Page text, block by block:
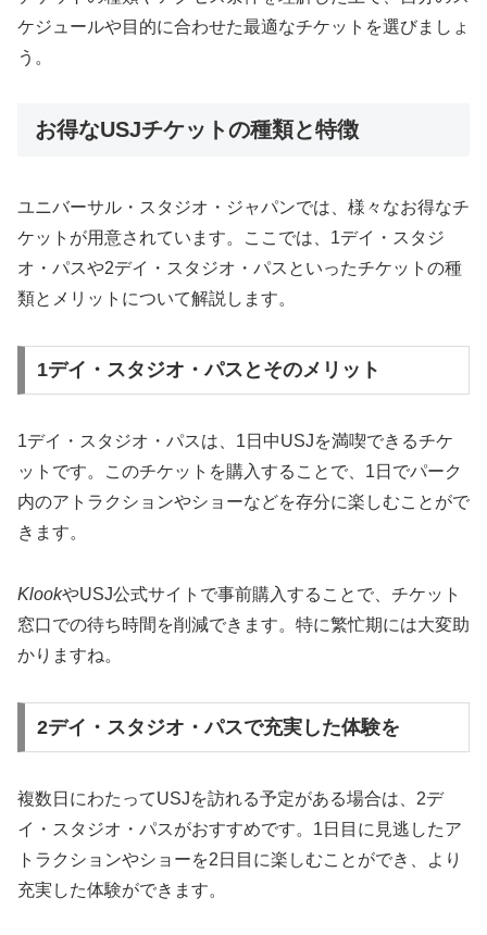
ケジュールや目的に合わせた最適なチケットを選びましょ
う。
お得なUSJチケットの種類と特徴
ユニバーサル・スタジオ・ジャパンでは、様々なお得なチ
ケットが用意されています。ここでは、1デイ・スタジ
オ・パスや2デイ・スタジオ・パスといったチケットの種
類とメリットについて解説します。
1デイ・スタジオ・パスとそのメリット
1デイ・スタジオ・パスは、1日中USJを満喫できるチケ
ットです。このチケットを購入することで、1日でパーク
内のアトラクションやショーなどを存分に楽しむことがで
きます。
KlookやUSJ公式サイトで事前購入することで、チケット
窓口での待ち時間を削減できます。特に繁忙期には大変助
かりますね。
2デイ・スタジオ・パスで充実した体験を
複数日にわたってUSJを訪れる予定がある場合は、2デ
イ・スタジオ・パスがおすすめです。1日目に見逃したア
トラクションやショーを2日目に楽しむことができ、より
充実した体験ができます。